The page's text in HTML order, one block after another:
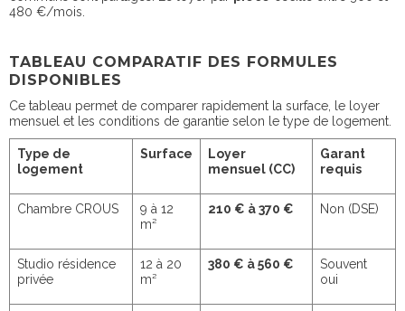
480 €/mois.
TABLEAU COMPARATIF DES FORMULES
DISPONIBLES
Ce tableau permet de comparer rapidement la surface, le loyer
mensuel et les conditions de garantie selon le type de logement.
Type de
logement
Surface
Loyer
mensuel (CC)
Garant
requis
Chambre CROUS
9 à 12
m²
210 € à 370 € Non (DSE)
Studio résidence
privée
12 à 20
m²
380 € à 560 €
Souvent
oui